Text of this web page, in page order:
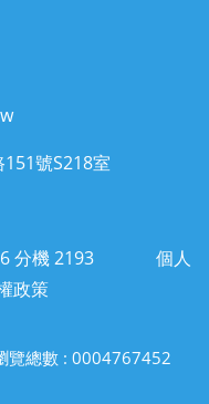
號S218室
分機 2193 個人
政策
覽總數 : 0004767452